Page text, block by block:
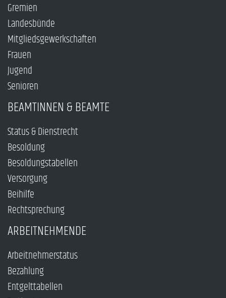
Gremien
Landesbünde
Mitgliedsgewerkschaften
Frauen
Jugend
Senioren
BEAMTINNEN & BEAMTE
Status & Dienstrecht
Besoldung
Besoldungstabellen
Versorgung
Beihilfe
Rechtsprechung
ARBEITNEHMENDE
Arbeitnehmerstatus
Bezahlung
Entgelttabellen